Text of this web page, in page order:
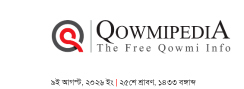
৯ই আগস্ট, ২০২৬ ইং | ২৫শে শ্রাবণ, ১৪৩৩ বঙ্গাব্দ